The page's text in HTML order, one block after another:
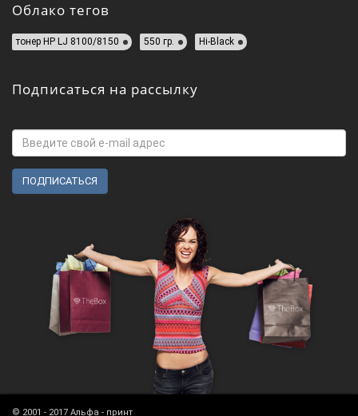
Облако тегов
тонер HP LJ 8100/8150 550 гр. Hi-Black
Подписаться на рассылку
© 2001 - 2017 Альфа - принт